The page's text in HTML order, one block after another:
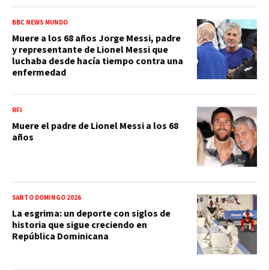
BBC NEWS MUNDO
Muere a los 68 años Jorge Messi, padre
y representante de Lionel Messi que
luchaba desde hacía tiempo contra una
enfermedad
RFI
Muere el padre de Lionel Messi a los 68
años
SANTO DOMINGO 2026
La esgrima: un deporte con siglos de
historia que sigue creciendo en
República Dominicana